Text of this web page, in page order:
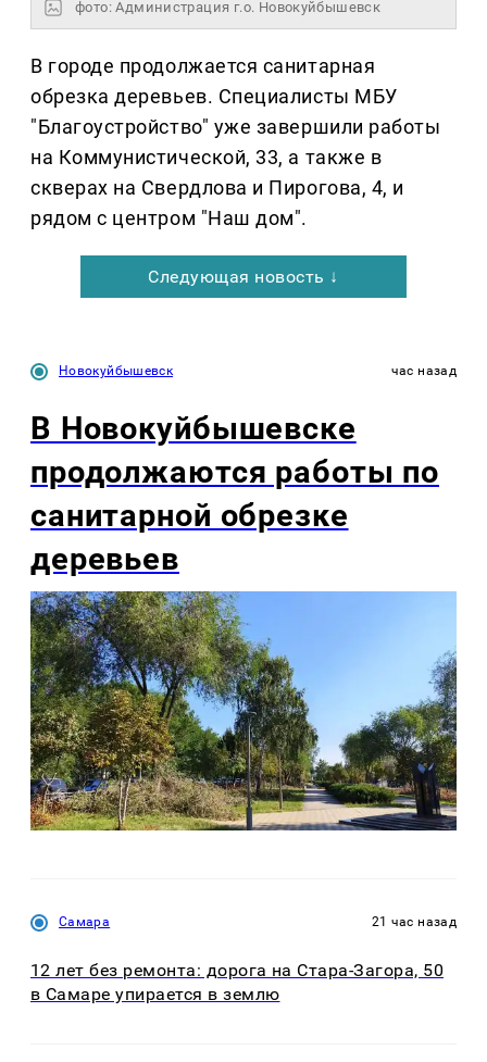
фото: Администрация г.о. Новокуйбышевск
В городе продолжается санитарная
обрезка деревьев. Специалисты МБУ
"Благоустройство" уже завершили работы
на Коммунистической, 33, а также в
скверах на Свердлова и Пирогова, 4, и
рядом с центром "Наш дом".
Следующая новость ↓
Новокуйбышевск час назад
В Новокуйбышевске
продолжаются работы по
санитарной обрезке
деревьев
Самара 21 час назад
12 лет без ремонта: дорога на Стара-Загора, 50
в Самаре упирается в землю